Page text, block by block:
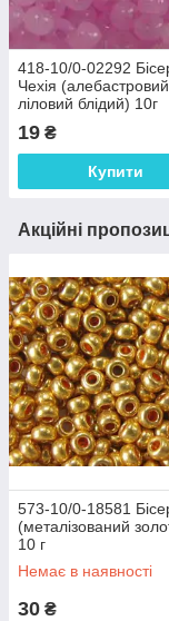
418-10/0-02292
Чехія (алебастровий
ліловий блідий) 10г
19 ₴
Купити
Акційні
573-10/0-18581
(металізований
10 г
Немає в наявності
30 ₴